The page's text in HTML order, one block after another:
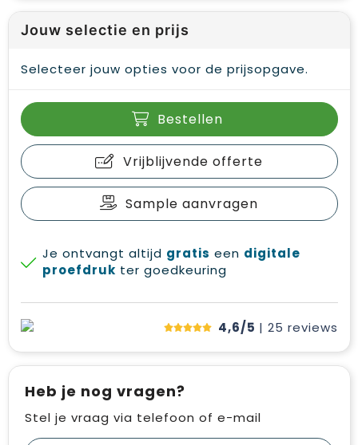
Jouw selectie en prijs
Selecteer jouw opties voor de prijsopgave.
Bestellen
Vrijblijvende offerte
Sample aanvragen
Je ontvangt altijd gratis een digitale
proefdruk ter goedkeuring
4,6/5 | 25 reviews
Heb je nog vragen?
Stel je vraag via telefoon of e-mail